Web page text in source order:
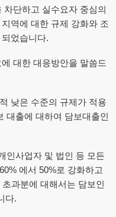
단하고 실수요자 중심의
역에 대한 규제 강화와 조
었습니다.
대한 대응방안을 말씀드
낮은 수준의 규제가 적용
대출에 대하여 담보대출인
인사업자 및 법인 등 모든
에서 50%로 강화하고
과분에 대해서는 담보인
다.